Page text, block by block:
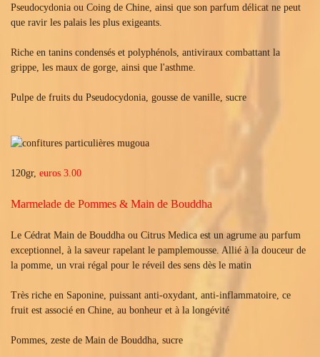
Pseudocydonia ou Coing de Chine, ainsi que son parfum délicat ne peut
que ravir les palais les plus exigeants.
Riche en tanins condensés et polyphénols, antiviraux combattant la
grippe, les maux de gorge, ainsi que l'asthme.
Pulpe de fruits du Pseudocydonia, gousse de vanille, sucre
120gr, euros 3.00
Marmelade de Pommes & Main de Bouddha
Le Cédrat Main de Bouddha ou Citrus Medica est un agrume au parfum
exceptionnel, à la saveur rapelant le pamplemousse. Allié à la douceur de
la pomme, un vrai régal pour le réveil des sens dès le matin
Très riche en Saponine, puissant anti-oxydant, anti-inflammatoire, ce
fruit est associé en Chine, au bonheur et à la longévité
Pommes, zeste de Main de Bouddha, sucre